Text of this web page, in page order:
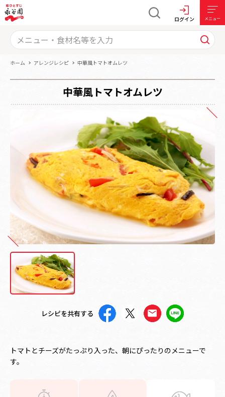
ログイン メニュー
ホーム アレンジレシピ 中華風トマトオムレツ
中華風トマトオムレツ
レシピを共有する
トマトとチーズがたっぷり入った、朝にぴったりのメニューで
す。